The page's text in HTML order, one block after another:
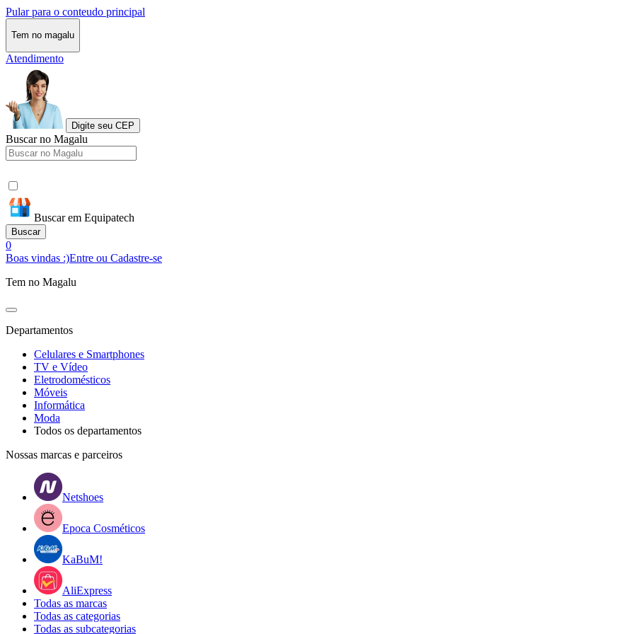
Pular para o conteudo principal
Tem no magalu
Atendimento
Digite seu CEP
Buscar no Magalu
Buscar em Equipatech
Buscar
0
Boas vindas :)Entre ou Cadastre-se
Tem no Magalu
Departamentos
Celulares e Smartphones
TV e Vídeo
Eletrodomésticos
Móveis
Informática
Moda
Todos os departamentos
Nossas marcas e parceiros
Netshoes
Epoca Cosméticos
KaBuM!
AliExpress
Todas as marcas
Todas as categorias
Todas as subcategorias